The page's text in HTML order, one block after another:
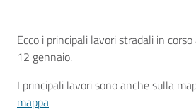
Descrizione
Ecco i principali lavori stradali in
12 gennaio.
I principali lavori sono anche sulla
mappa